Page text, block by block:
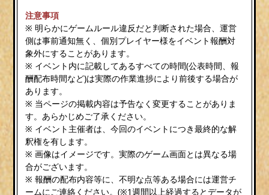
注意事項
※ 明らかにゲームルール違反だと判断された場合、運営
側は事前通知無く、個別プレイヤー様をイベント報酬対
象外にすることがあります。
※ イベント内に記載してあるすべての時間(公表時間、報
酬配布時間など)は実際の作業進捗により前後する場合が
あります。
※ 当ページの掲載内容は予告なく変更することがありま
す。あらかじめご了承ください。
※ イベント主催者は、今回のイベントにつき最終的な解
釈権を有します。
※ 画像はイメージです。実際のゲーム画面とは異なる場
合がございます。
※ 報酬の配布内容等に、不明な点等ある場合には運営チ
ームにご連絡ください。(※1週間以上経過するとデータが